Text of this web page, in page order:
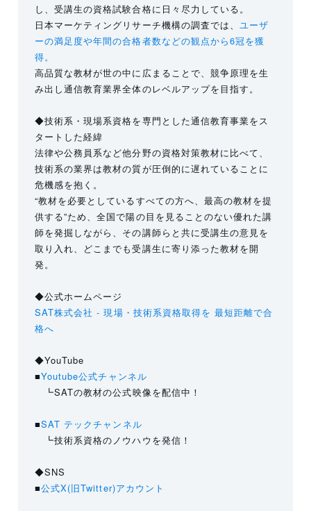
し、受講生の資格試験合格に日々尽力している。
日本マーケティングリサーチ機構の調査では、 ユーザ
ーの満足度や年間の合格者数などの観点から6冠を獲
得。
高品質な教材が世の中に広まることで、競争原理を生
み出し通信教育業界全体のレベルアップを目指す。
◆技術系・現場系資格を専門とした通信教育事業をス
タートした経緯
法律や公務員系など他分野の資格対策教材に比べて、
技術系の業界は教材の質が圧倒的に遅れていることに
危機感を抱く。
“教材を必要としているすべての方へ、最高の教材を提
供する”ため、全国で陽の目を見ることのない優れた講
師を発掘しながら、その講師らと共に受講生の意見を
取り入れ、どこまでも受講生に寄り添った教材を開
発。
◆公式ホームページ
SAT株式会社 - 現場・技術系資格取得を 最短距離で合
格へ
◆YouTube
■Youtube公式チャンネル
┗SATの教材の公式映像を配信中！
■SAT テックチャンネル
┗技術系資格のノウハウを発信！
◆SNS
■公式X(旧Twitter)アカウント